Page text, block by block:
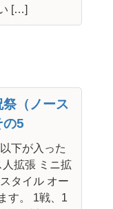
[…]
（ノース
の5
下が入った
拡張 ミニ拡
タイル オー
す。 1戦、1